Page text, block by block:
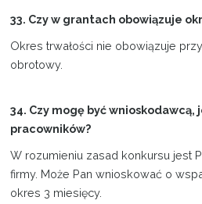
33. Czy w grantach obowiązuje
Okres trwałości nie obowiązuje
obrotowy.
34. Czy mogę być
pracowników?
W rozumieniu zasad konkursu jest
firmy. Może Pan wnioskować o
okres 3 miesięcy.